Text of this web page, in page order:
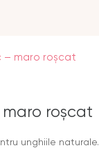
– maro roșcat
maro roșcat
unghiile naturale.